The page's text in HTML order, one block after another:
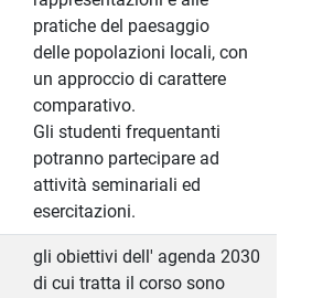
pratiche del paesaggio
delle popolazioni locali, con
un approccio di carattere
comparativo.
Gli studenti frequentanti
potranno partecipare ad
attività seminariali ed
esercitazioni.
gli obiettivi dell' agenda 2030
di cui tratta il corso sono